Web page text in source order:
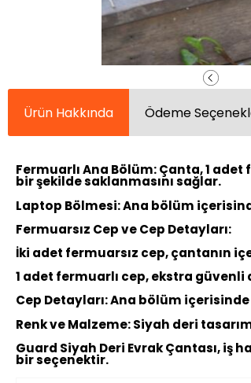
Ürün Hakkında Ödeme
Fermuarlı Ana Bölüm:Çanta, 1 adet
bir şekilde saklanmasını sağlar.
Laptop Bölmesi:Ana bölüm
Fermuarsız Cep ve Cep Detayları:
İki adet fermuarsız cep, çantanın
1 adet fermuarlı cep, ekstra
Cep Detayları:Ana bölüm
Renk ve Malzeme:Siyah deri
Guard Siyah Deri Evrak Çantası, iş
bir seçenektir.